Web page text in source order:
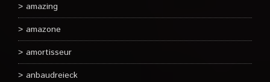
amazing
amazone
amortisseur
anbaudreieck